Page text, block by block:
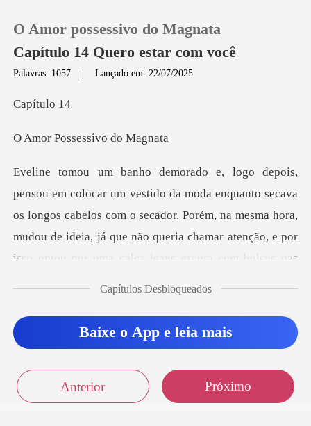
Loja
Sair
O Amor possessivo do Magnata
Capítulo 14 Quero estar com você
Palavras: 1057 |Lançado em: 22/07/2025
tulo
ossessivo
os longos cabelos com o secador. Porém, na mesma hora,
mudou de ideia, já que não queria chamar atenç
Capítulos Desbloqueados
Baixe o App e leia mais
Anterior Próximo